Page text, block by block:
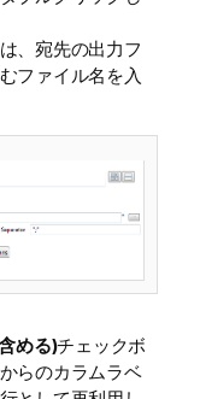
、宛先の出力フ
ファイル名を入
める)チェックボ
らのカラムラベ